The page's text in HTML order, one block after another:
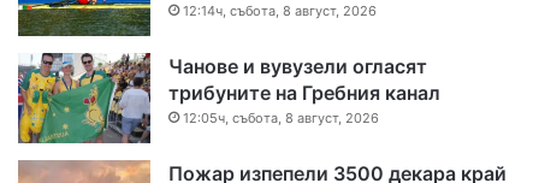
12:14ч, събота, 8 август, 2026
Чанове и вувузели огласят
трибуните на Гребния канал
12:05ч, събота, 8 август, 2026
Пожар изпепели 3500 декара край